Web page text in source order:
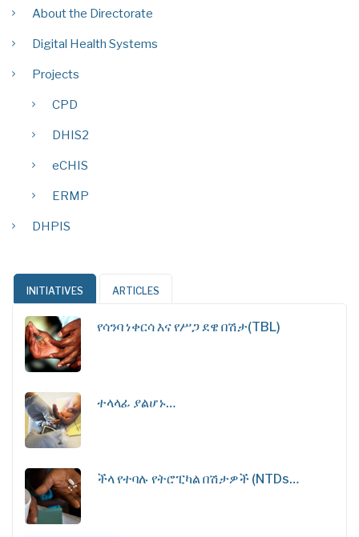
About the Directorate
Digital Health Systems
Projects
CPD
DHIS2
eCHIS
ERMP
DHPIS
INITIATIVES ARTICLES
የሳንባ ነቀርሳ እና የሥጋ ደዌ በሽታ(TBL)
ተላላፊ ያልሆኑ…
ችላ የተባሉ የትሮፒካል በሽታዎች (NTDs…